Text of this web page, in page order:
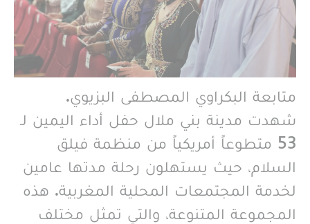
متابعة البكراوي المصطفى البزيوي.
شهدت مدينة بني ملال حفل أداء اليمين لـ
53 متطوعاً أمريكياً من منظمة فيلق
السلام، حيث يستهلون رحلة مدتها عامين
لخدمة المجتمعات المحلية المغربية. هذه
المجموعة المتنوعة، والتي تمثل مختلف